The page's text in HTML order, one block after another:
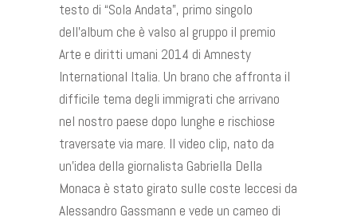
testo di “Sola Andata”, primo singolo
dell’album che è valso al gruppo il premio
Arte e diritti umani 2014 di Amnesty
International Italia. Un brano che affronta il
difficile tema degli immigrati che arrivano
nel nostro paese dopo lunghe e rischiose
traversate via mare. Il video clip, nato da
un’idea della giornalista Gabriella Della
Monaca è stato girato sulle coste leccesi da
Alessandro Gassmann e vede un cameo di